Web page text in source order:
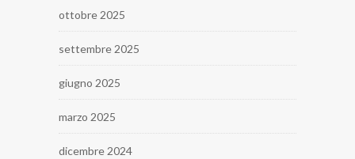
ottobre 2025
settembre 2025
giugno 2025
marzo 2025
dicembre 2024